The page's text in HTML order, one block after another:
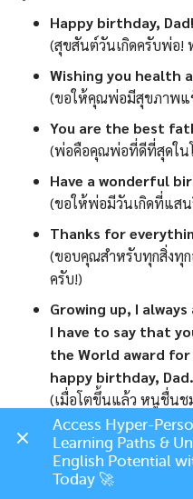
Happy birthday,
(สุขสันต์วันเกิดครับพ่อ!
Wishing you health
(ขอให้คุณพ่อมีสุขภาพแ
You are the best
(พ่อคือคุณพ่อที่ดีที่สุดใน
Have a wonderful
(ขอให้พ่อมีวันเกิดที่แส
Thanks for
(ขอบคุณสำหรับทุกสิ่งทุ
ครับ!)
Growing up, I
I have to say that
the World award
happy birthday,
(เมื่อโตขึ้นแล้ว หนูชื่นช
บอกว่าพ่อสมควรได้รับ
ทุกสิ่งที่พ่อเคยทำ สุขสัน
ที่สุด)
Access Hyper-
Learning Paths &
English Potential
Today 🚀